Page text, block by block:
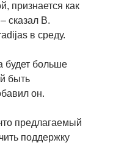
признается как
сказал В.
в среду.
будет больше
быть
он.
предлагаемый
поддержку